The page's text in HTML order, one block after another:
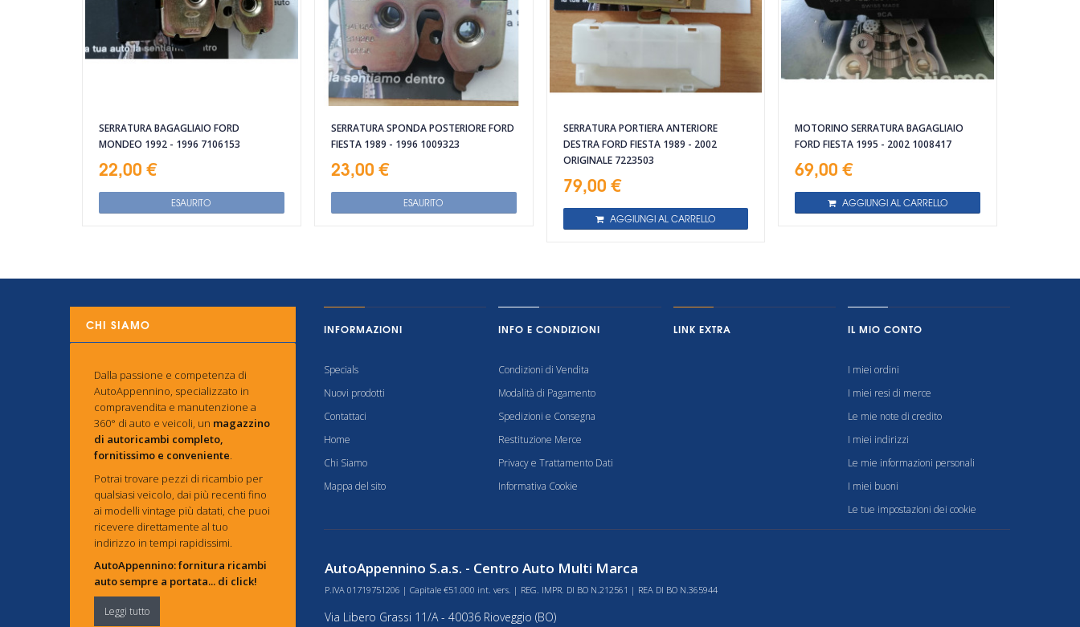
SERRATURA BAGAGLIAIO FORD
MONDEO 1992 - 1996 7106153
22,00 €
ESAURITO
SERRATURA SPONDA POSTERIORE FORD
FIESTA 1989 - 1996 1009323
23,00 €
ESAURITO
SERRATURA PORTIERA ANTERIORE
DESTRA FORD FIESTA 1989 - 2002
ORIGINALE 7223503
79,00 €
AGGIUNGI AL CARRELLO
MOTORINO SERRATURA BAGAGLIAIO
FORD FIESTA 1995 - 2002 1008417
69,00 €
AGGIUNGI AL CARRELLO
CHI SIAMO
Dalla passione e competenza di
AutoAppennino, specializzato in
compravendita e manutenzione a
360° di auto e veicoli, un magazzino
di autoricambi completo,
fornitissimo e conveniente.
Potrai trovare pezzi di ricambio per
qualsiasi veicolo, dai più recenti fino
ai modelli vintage più datati, che puoi
ricevere direttamente al tuo
indirizzo in tempi rapidissimi.
AutoAppennino: fornitura ricambi
auto sempre a portata... di click!
Leggi tutto
INFORMAZIONI
Specials
Nuovi prodotti
Contattaci
Home
Chi Siamo
Mappa del sito
INFO E CONDIZIONI
Condizioni di Vendita
Modalità di Pagamento
Spedizioni e Consegna
Restituzione Merce
Privacy e Trattamento Dati
Informativa Cookie
LINK EXTRA IL MIO CONTO
I miei ordini
I miei resi di merce
Le mie note di credito
I miei indirizzi
Le mie informazioni personali
I miei buoni
Le tue impostazioni dei cookie
AutoAppennino S.a.s. - Centro Auto Multi Marca
P.IVA 01719751206 | Capitale €51.000 int. vers. | REG. IMPR. DI BO N.212561 | REA DI BO N.365944
Via Libero Grassi 11/A - 40036 Rioveggio (BO)